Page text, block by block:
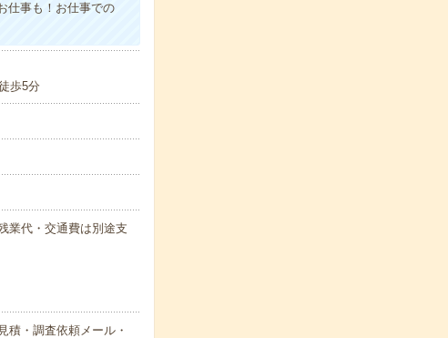
仕事も！お仕事での
歩5分
業代・交通費は別途支
積・調査依頼メール・